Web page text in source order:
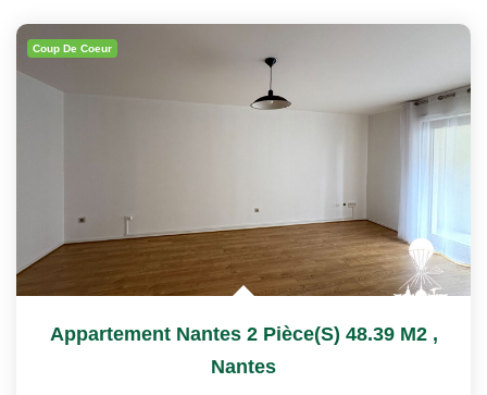
Coup De Coeur
Appartement Nantes 2 Pièce(s) 48.39 M2 ,
Nantes